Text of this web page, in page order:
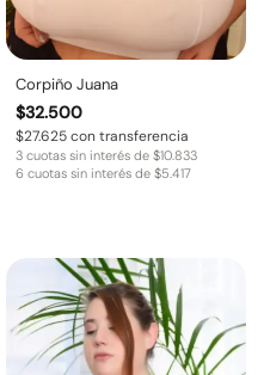
Corpiño Juana
$32.500
$27.625con transferencia
3 cuotas sin interés de$10.833
6 cuotas sin interés de$5.417